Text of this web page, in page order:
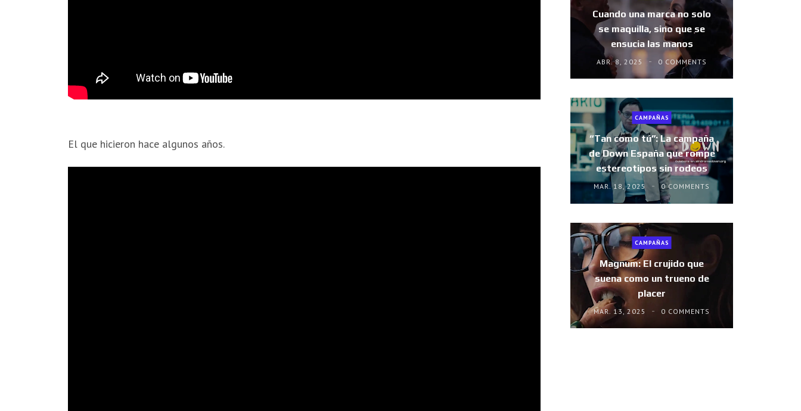
El que hicieron hace algunos años.
Cuando una marca no solo
se maquilla, sino que se
ensucia las manos
ABR. 8, 2025 0 COMMENTS
CAMPAÑAS
“Tan como tú”: La campaña
de Down España que rompe
estereotipos sin rodeos
MAR. 18, 2025 0 COMMENTS
CAMPAÑAS
Magnum: El crujido que
suena como un trueno de
placer
MAR. 13, 2025 0 COMMENTS